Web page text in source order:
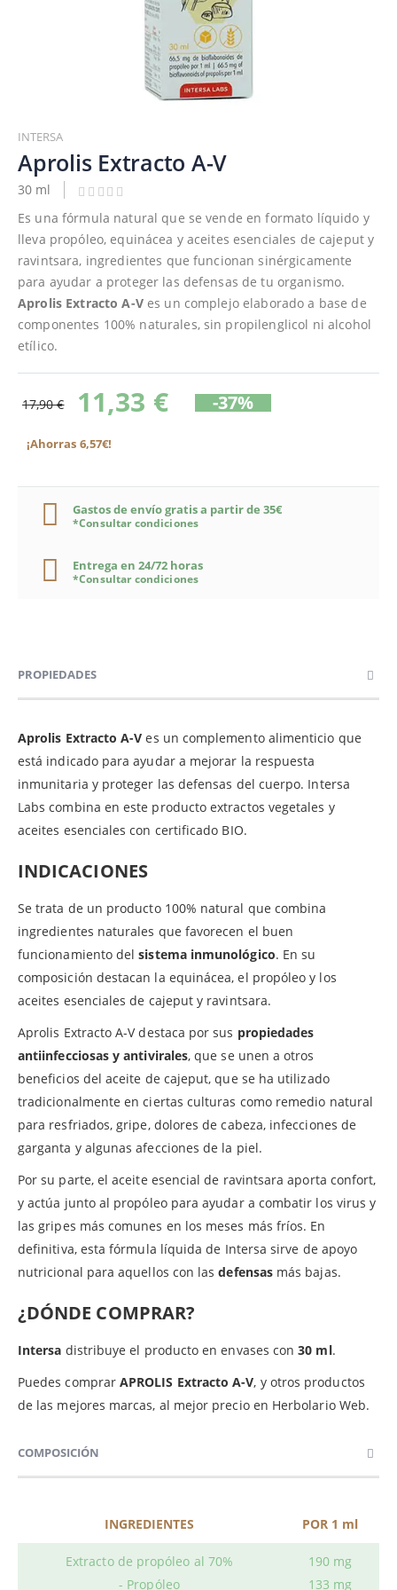
al
comienzo
de
la
galería
imágenes
INTERSA
Aprolis Extracto A-V
30 ml
Es una fórmula natural que se vende en formato líquido y
lleva propóleo, equinácea y aceites esenciales de cajeput y
ravintsara, ingredientes que funcionan sinérgicamente
para ayudar a proteger las defensas de tu organismo.
Aprolis Extracto A-Ves un complejo elaborado a base de
componentes 100% naturales, sin propilenglicol ni alcohol
etílico.
17,90 € 11,33 € -37%
¡Ahorras 6,57€!
Gastos de envío gratis a partir de 35€
*Consultar condiciones
Entrega en 24/72 horas
*Consultar condiciones
PROPIEDADES
Aprolis Extracto A-Ves un complemento alimenticio que
está indicado para ayudar a mejorar la respuesta
inmunitaria y proteger las defensas del cuerpo. Intersa
Labs combina en este producto extractos vegetales y
aceites esenciales con certificado BIO.
INDICACIONES
Se trata de un producto 100% natural que combina
ingredientes naturales que favorecen el buen
funcionamiento delsistema inmunológico. En su
composición destacan la equinácea, el propóleo y los
aceites esenciales de cajeput y ravintsara.
Aprolis Extracto A-V destaca por sus propiedades
antiinfecciosas y antivirales, que se unen a otros
beneficios del aceite de cajeput, que se ha utilizado
tradicionalmente en ciertas culturas como remedio natural
para resfriados, gripe, dolores de cabeza, infecciones de
garganta y algunas afecciones de la piel.
Por su parte, el aceite esencial de ravintsara aporta confort,
y actúa junto al propóleo para ayudar a combatir los virus y
las gripes más comunes en los meses más fríos. En
definitiva, esta fórmula líquida de Intersa sirve de apoyo
nutricional para aquellos con lasdefensasmás bajas.
¿DÓNDE COMPRAR?
Intersa distribuye el producto en envases con30 ml.
Puedes comprarAPROLIS Extracto A-V, y otros productos
de las mejores marcas, al mejor precio en Herbolario Web.
COMPOSICIÓN
INGREDIENTES POR 1 ml
Extracto de propóleo al 70%
- Propóleo
190 mg
133 mg